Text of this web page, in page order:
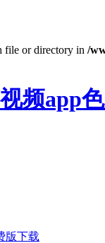
file or directory in /
频app
版下载